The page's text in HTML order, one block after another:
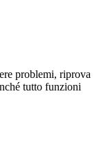
problemi, riprova
tutto funzioni